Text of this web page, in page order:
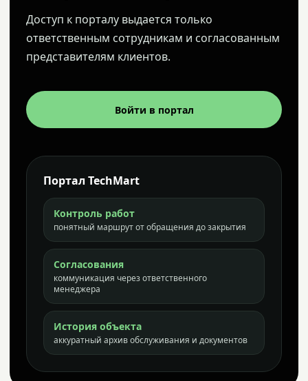
Доступ к порталу выдается только
ответственным сотрудникам и согласованным
представителям клиентов.
Войти в портал
Портал TechMart
Контроль работ
понятный маршрут от обращения до закрытия
Согласования
коммуникация через ответственного
менеджера
История объекта
аккуратный архив обслуживания и документов